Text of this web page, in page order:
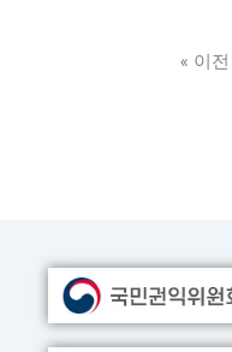
« 이전